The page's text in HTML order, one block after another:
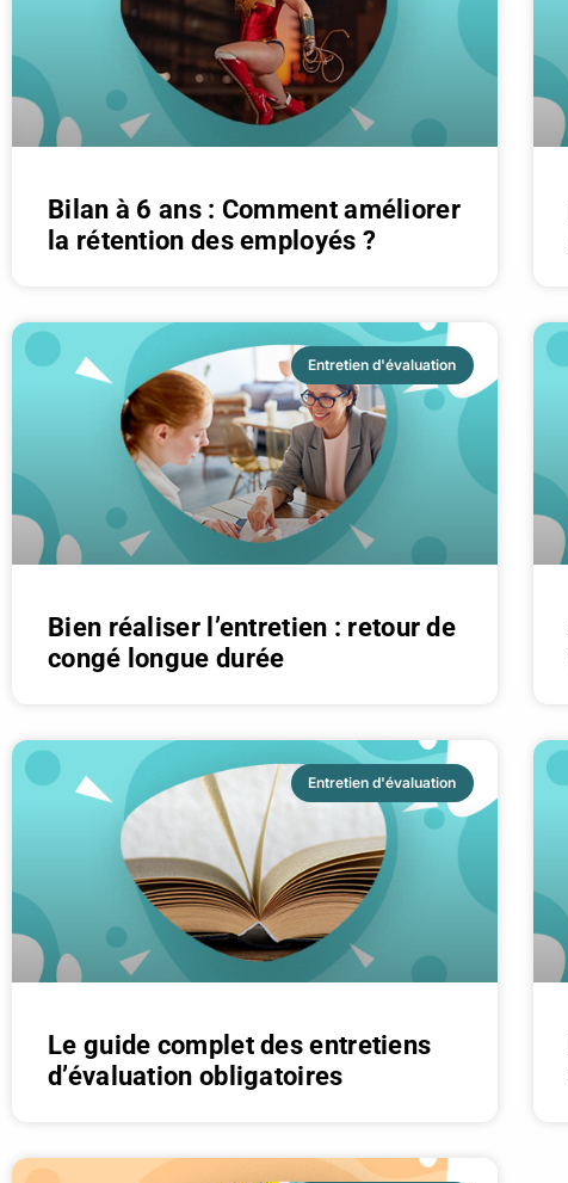
Bilan à 6 ans : Comment améliorer
la rétention des employés ?
Entretien d'évaluation
Bien réaliser l’entretien : retour de
congé longue durée
Entretien d'évaluation
Le guide complet des entretiens
d’évaluation obligatoires